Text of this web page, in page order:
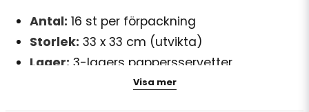
Antal: 16 st per förpackning
Storlek: 33 x 33 cm (utvikta)
Lager: 3-lagers pappersservetter
Bamse och hans vänner på äventyr
Visa mer